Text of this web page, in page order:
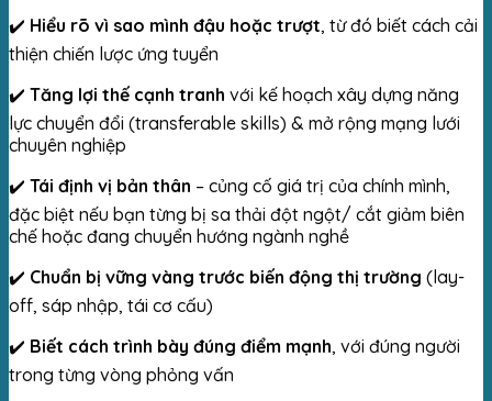
✔️ Hiểu rõ vì sao mình đậu hoặc trượt, từ đó biết cách cải
thiện chiến lược ứng tuyển
✔️ Tăng lợi thế cạnh tranh với kế hoạch xây dựng năng
lực chuyển đổi (transferable skills) & mở rộng mạng lưới
chuyên nghiệp
✔️ Tái định vị bản thân – củng cố giá trị của chính mình,
đặc biệt nếu bạn từng bị sa thải đột ngột/ cắt giảm biên
chế hoặc đang chuyển hướng ngành nghề
✔️ Chuẩn bị vững vàng trước biến động thị trường (lay-
off, sáp nhập, tái cơ cấu)
✔️ Biết cách trình bày đúng điểm mạnh, với đúng người
trong từng vòng phỏng vấn